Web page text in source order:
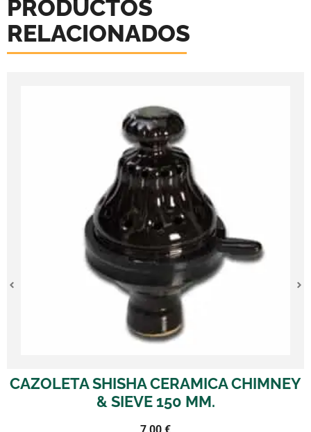
PRODUCTOS
RELACIONADOS
CHIMNEY
CAZOLETA SHISHA